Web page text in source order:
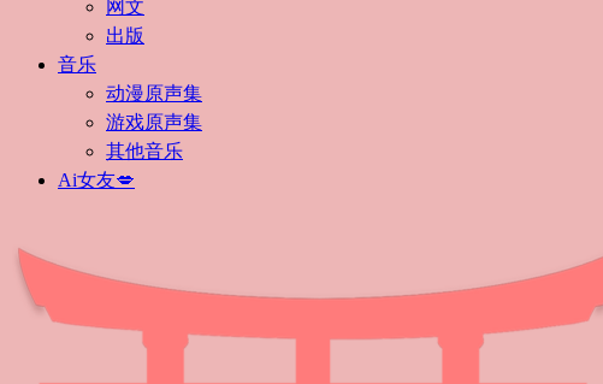
网文
出版
音乐
动漫原声集
游戏原声集
其他音乐
Ai女友💋